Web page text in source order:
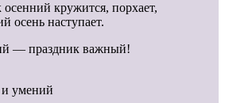
кружится, порхает,
осень наступает.
важный!